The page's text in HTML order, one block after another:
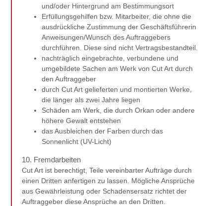
und/oder Hintergrund am Bestimmungsort
Erfüllungsgehilfen bzw. Mitarbeiter, die ohne die
ausdrückliche Zustimmung der Geschäftsführerin
Anweisungen/Wunsch des Auftraggebers
durchführen. Diese sind nicht Vertragsbestandteil.
nachträglich eingebrachte, verbundene und
umgebildete Sachen am Werk von Cut Art durch
den Auftraggeber
durch Cut Art gelieferten und montierten Werke,
die länger als zwei Jahre liegen
Schäden am Werk, die durch Orkan oder andere
höhere Gewalt entstehen
das Ausbleichen der Farben durch das
Sonnenlicht (UV-Licht)
10. Fremdarbeiten
Cut Art ist berechtigt, Teile vereinbarter Aufträge durch
einen Dritten anfertigen zu lassen. Mögliche Ansprüche
aus Gewährleistung oder Schadensersatz richtet der
Auftraggeber diese Ansprüche an den Dritten.